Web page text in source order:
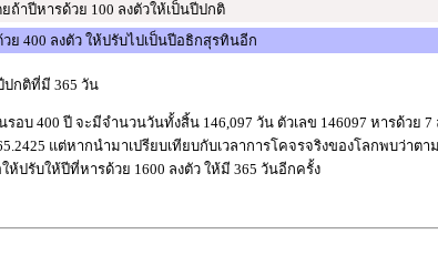
ถ้าปีหารด้วย 100 ลงตัวให้เป็นปีปกติ
ย 400 ลงตัว ให้ปรับไปเป็นปีอธิกสุรทินอีก
ปกติที่มี 365 วัน
รอบ 400 ปี จะมีจำนวนวันทั้งสิ้น 146,097 วัน ตัวเลข 146097 หารด้วย 7
แต่หากนำมาเปรียบเทียบกับเวลาการโคจรจริงของโลกพบว่าตาม
ให้ปรับให้ปีที่หารด้วย 1600 ลงตัว ให้มี 365 วันอีกครั้ง